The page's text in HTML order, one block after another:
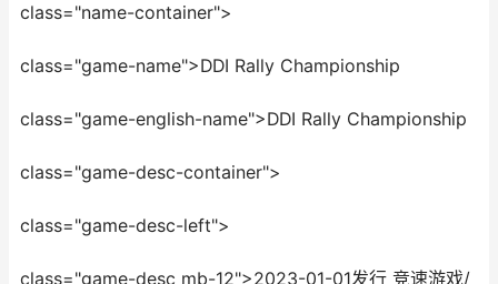
class="name-container">
class="game-name">DDI Rally Championship
class="game-english-name">DDI Rally Championship
class="game-desc-container">
class="game-desc-left">
class="game-desc mb-12">2023-01-01发行 竞速游戏/